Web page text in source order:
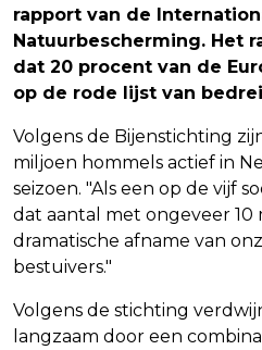
rapport van de
Natuurbescherming. Het
dat 20 procent van de
op de rode lijst van
Volgens de Bijenstichting
miljoen hommels actief in
seizoen. "Als een op de vijf
dat aantal met ongeveer 10
dramatische afname van
bestuivers."
Volgens de stichting
langzaam door een